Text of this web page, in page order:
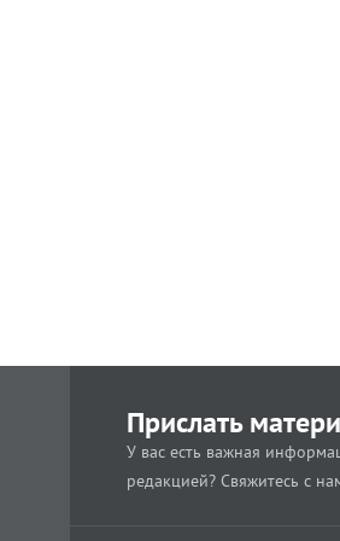
Прислать
У вас есть важная
редакцией? Свяжитесь с